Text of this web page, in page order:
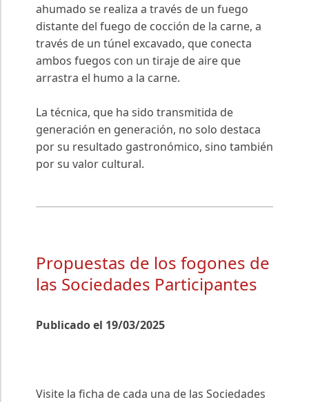
ahumado se realiza a través de un fuego
distante del fuego de cocción de la carne, a
través de un túnel excavado, que conecta
ambos fuegos con un tiraje de aire que
arrastra el humo a la carne.
La técnica, que ha sido transmitida de
generación en generación, no solo destaca
por su resultado gastronómico, sino también
por su valor cultural.
Propuestas de los fogones de
las Sociedades Participantes
Publicado el 19/03/2025
Visite la ficha de cada una de las Sociedades